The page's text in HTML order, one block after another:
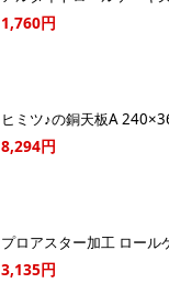
1,760円
ヒミツ♪の銅天板A
8,294円
プロアスター加工 ロー
3,135円